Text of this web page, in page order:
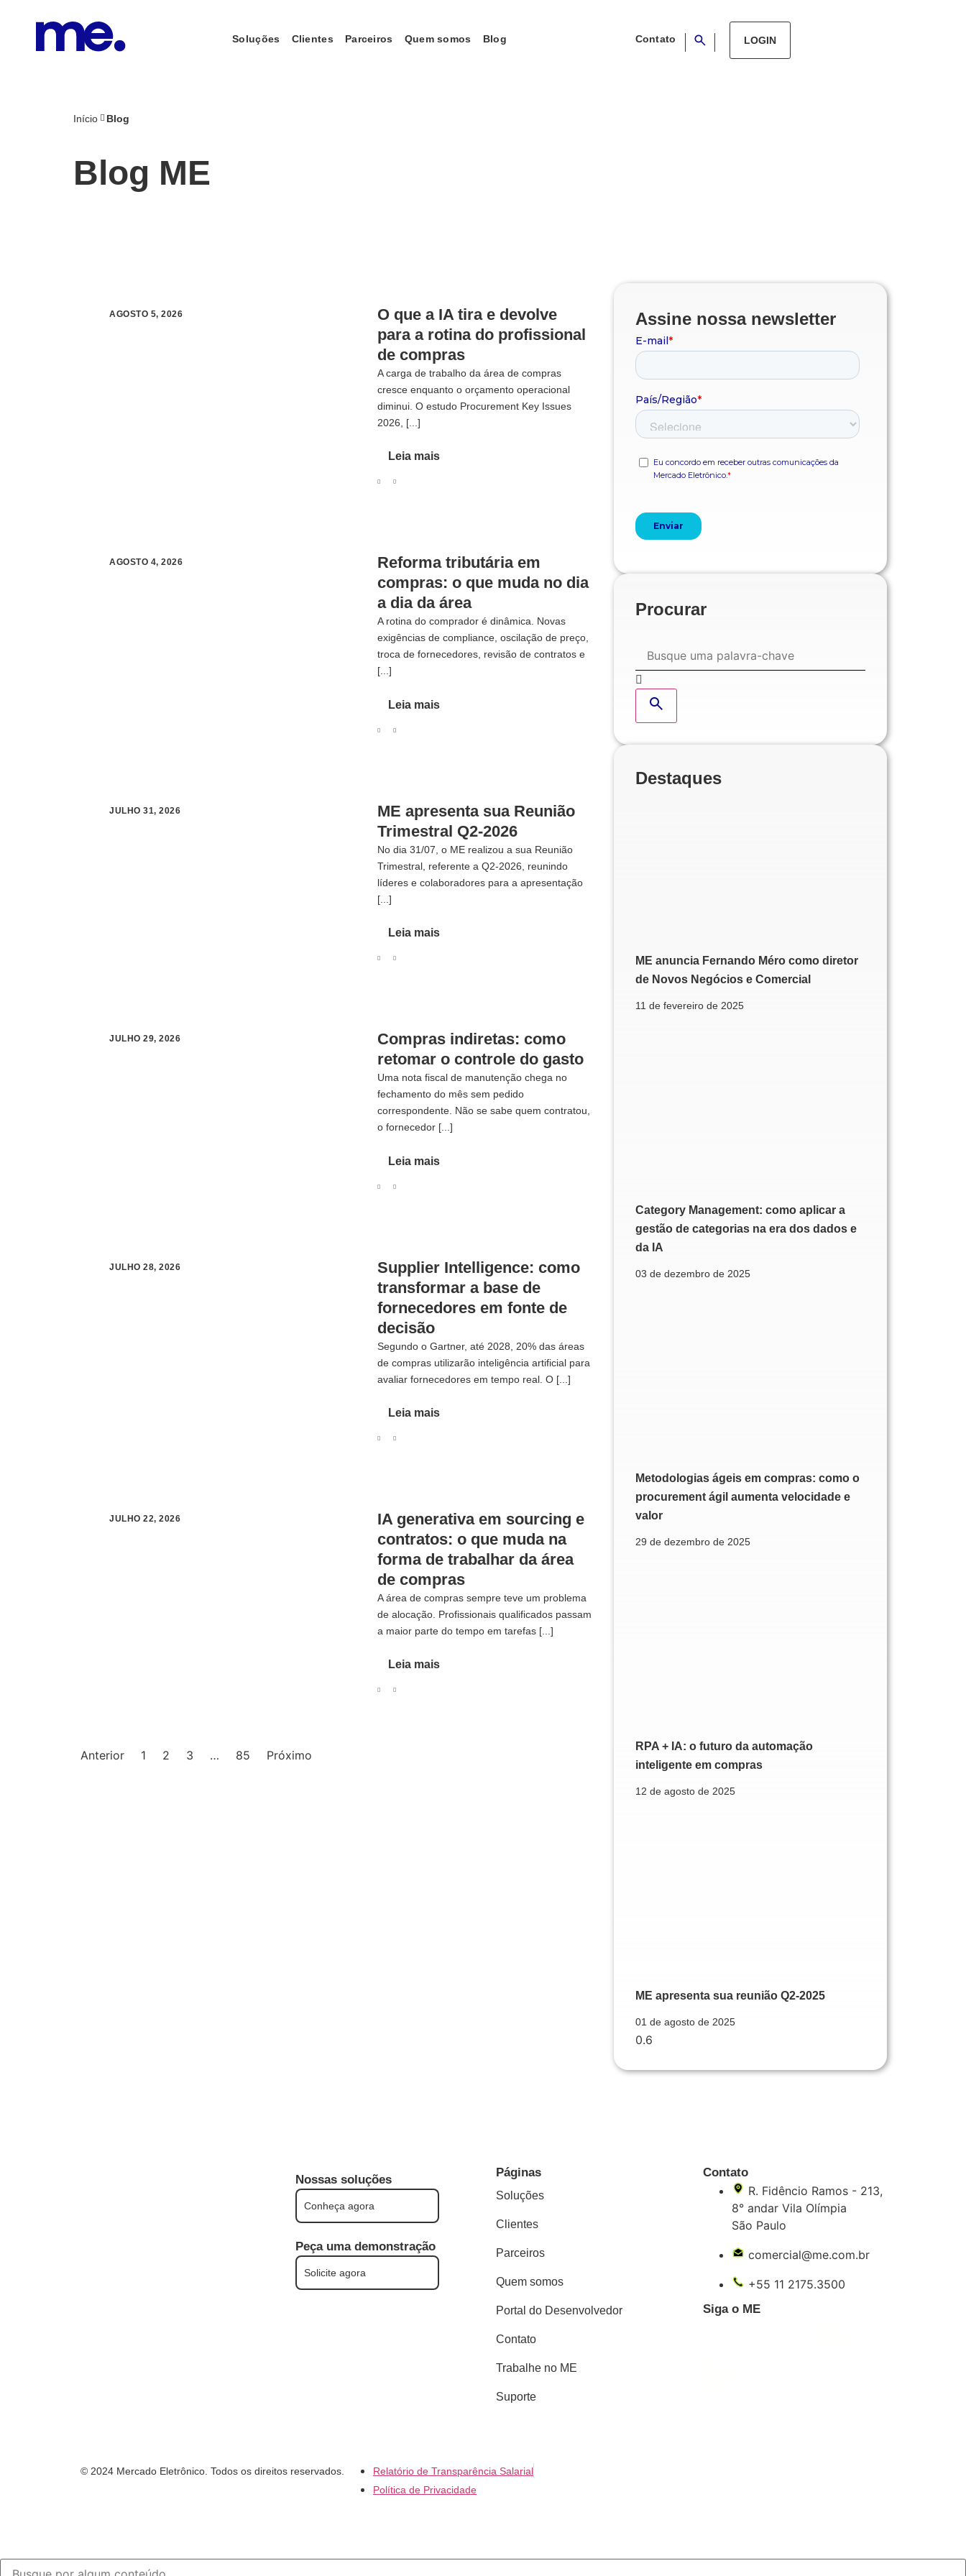
Soluções Clientes Parceiros Quem somos Blog Contato LOGIN
Início Blog
Blog ME
AGOSTO 5, 2026
O que a IA tira e devolve
para a rotina do profissional
de compras
A carga de trabalho da área de compras
cresce enquanto o orçamento operacional
diminui. O estudo Procurement Key Issues
2026, [...]
Leia mais
AGOSTO 4, 2026
Reforma tributária em
compras: o que muda no dia
a dia da área
A rotina do comprador é dinâmica. Novas
exigências de compliance, oscilação de preço,
troca de fornecedores, revisão de contratos e
[...]
Leia mais
JULHO 31, 2026
ME apresenta sua Reunião
Trimestral Q2-2026
No dia 31/07, o ME realizou a sua Reunião
Trimestral, referente a Q2-2026, reunindo
líderes e colaboradores para a apresentação
[...]
Leia mais
JULHO 29, 2026
Compras indiretas: como
retomar o controle do gasto
Uma nota fiscal de manutenção chega no
fechamento do mês sem pedido
correspondente. Não se sabe quem contratou,
o fornecedor [...]
Leia mais
JULHO 28, 2026
Supplier Intelligence: como
transformar a base de
fornecedores em fonte de
decisão
Segundo o Gartner, até 2028, 20% das áreas
de compras utilizarão inteligência artificial para
avaliar fornecedores em tempo real. O [...]
Leia mais
JULHO 22, 2026
IA generativa em sourcing e
contratos: o que muda na
forma de trabalhar da área
de compras
A área de compras sempre teve um problema
de alocação. Profissionais qualificados passam
a maior parte do tempo em tarefas [...]
Leia mais
Anterior 1 2 3 … 85 Próximo
Assine nossa newsletter
Procurar
Destaques
ME anuncia Fernando Méro como diretor
de Novos Negócios e Comercial
11 de fevereiro de 2025
Category Management: como aplicar a
gestão de categorias na era dos dados e
da IA
03 de dezembro de 2025
Metodologias ágeis em compras: como o
procurement ágil aumenta velocidade e
valor
29 de dezembro de 2025
RPA + IA: o futuro da automação
inteligente em compras
12 de agosto de 2025
ME apresenta sua reunião Q2-2025
01 de agosto de 2025
Nossas soluções
Conheça agora
Peça uma demonstração
Solicite agora
Páginas
Soluções
Clientes
Parceiros
Quem somos
Portal do Desenvolvedor
Contato
Trabalhe no ME
Suporte
Contato
R. Fidêncio Ramos - 213,
8° andar Vila Olímpia
São Paulo
comercial@me.com.br
+55 11 2175.3500
Siga o ME
© 2024 Mercado Eletrônico. Todos os direitos reservados.
Relatório de Transparência Salarial
Política de Privacidade